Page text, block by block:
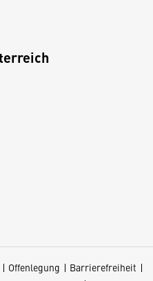
Offenlegung
Barrierefreiheit